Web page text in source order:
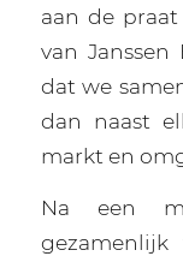
aan de
van
dat we
dan naast
markt en
Na een